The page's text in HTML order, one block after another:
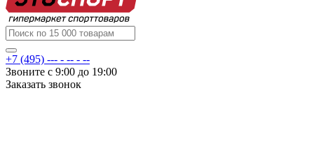
+7 (495) --- - -- - --
Звоните с 9:00 до 19:00
Заказать звонок